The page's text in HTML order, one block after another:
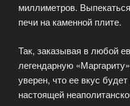
миллиметров.
печи на каменной плите.
Так, заказывая в любой
легендарную
уверен, что ее вкус
настоящей